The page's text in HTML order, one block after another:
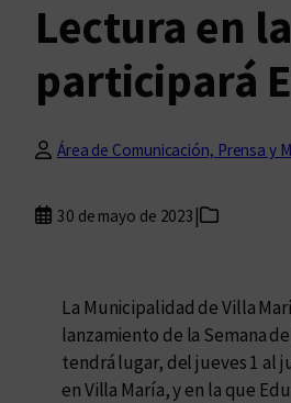
Lectura en
participará
Área de Comunicación, Prensa y
30 de mayo de 2023 |
La Municipalidad de Villa
lanzamiento de la Semana
tendrá lugar, del jueves 1 al
en Villa María, y en la que